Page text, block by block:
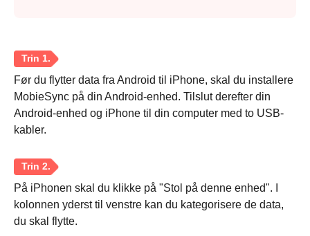
Før du flytter data fra Android til iPhone, skal du installere
MobieSync på din Android-enhed. Tilslut derefter din
Android-enhed og iPhone til din computer med to USB-
kabler.
På iPhonen skal du klikke på "Stol på denne enhed". I
kolonnen yderst til venstre kan du kategorisere de data,
du skal flytte.